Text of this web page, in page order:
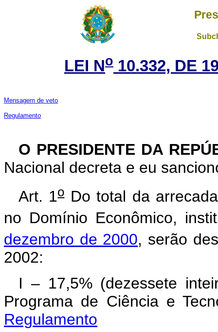
LEI No 10.332, DE
Mensagem de veto
Regulamento
O PRESIDENTE DA
Nacional decreta e eu
Art. 1oDo total da
no Domínio Econômico,
dezembro de 2000, serão
2002:
I – 17,5% (dezessete
Programa de Ciência e
Regulamento